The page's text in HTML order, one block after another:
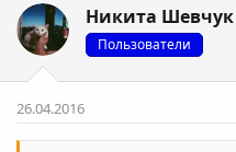
Никита Шевчук
Пользователи
26.04.2016